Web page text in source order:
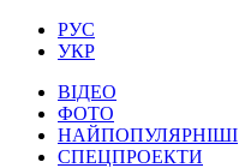
РУС
УКР
ВІДЕО
ФОТО
НАЙПОПУЛЯРНІШІ
СПЕЦПРОЕКТИ